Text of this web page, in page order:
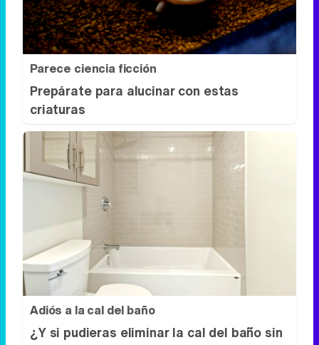
Un verdadero MMORPG de la vieja escuela
¡Cómo los de antes, pero mejor!
Prepárate para alucinar con estas
criaturas